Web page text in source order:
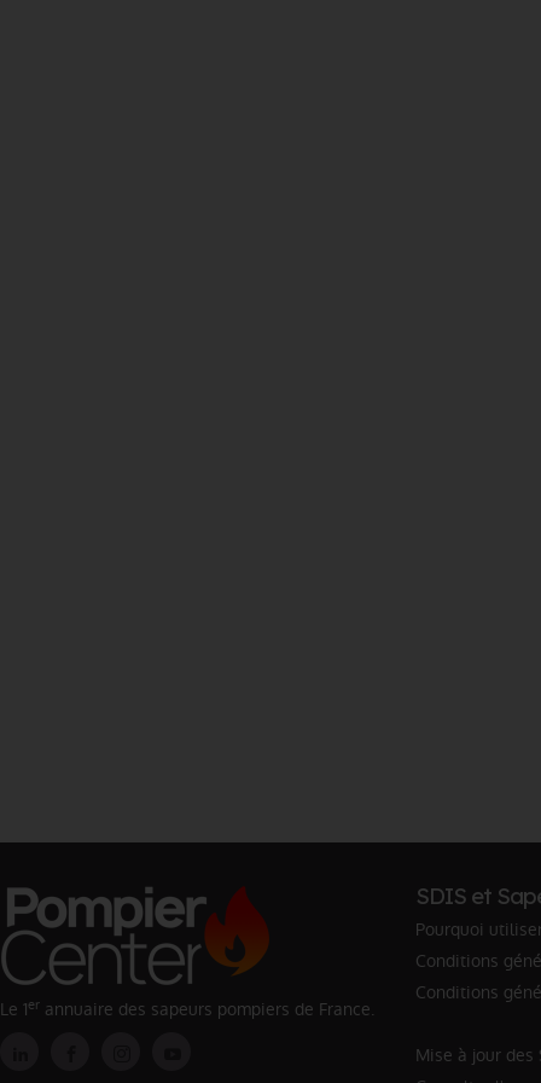
Le 1er annuaire des sapeurs pompiers de France.
SDIS et
Pourquoi
Conditions
Conditions
Mise à jour des